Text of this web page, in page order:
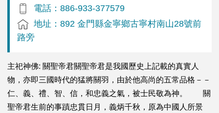
電話：886-933-377579
地址：892 金門縣金寧鄉古寧村南山28號前
路旁
主祀神佛: 關聖帝君關聖帝君是我國歷史上記載的真實人
物，亦即三國時代的猛將關羽，由於他高尚的五常品格－－
仁、義、禮、智、信，和忠義之氣，被士民敬為神。 關
聖帝君生前的事蹟忠貫日月，義炳千秋，原為中國人所景